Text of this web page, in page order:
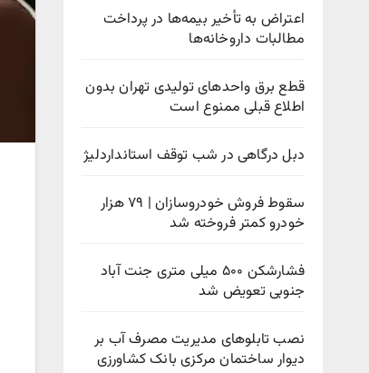
اعتراض به تأخیر بیمه‌ها در پرداخت
مطالبات داروخانه‌ها
قطع برق واحدهای تولیدی تهران بدون
اطلاع قبلی ممنوع است
دبل درگاهی در شب توقف استانداردلیژ
سقوط فروش خودروسازان | ۷۹ هزار
خودرو کمتر فروخته شد
فشارشکن ۵۰۰ میلی متری جنت آباد
جنوبی تعویض شد
نصب تابلوهای مدیریت مصرف آب بر
دیوار ساختمان مرکزی بانک کشاورزی